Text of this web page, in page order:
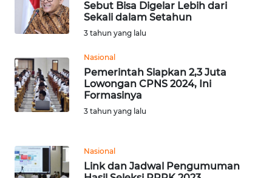
Sebut Bisa Digelar Lebih dari
Sekali dalam Setahun
3 tahun yang lalu
Nasional
Pemerintah Siapkan 2,3 Juta
Lowongan CPNS 2024, Ini
Formasinya
3 tahun yang lalu
Nasional
Link dan Jadwal Pengumuman
JATENG
WN
JOGJA
WN